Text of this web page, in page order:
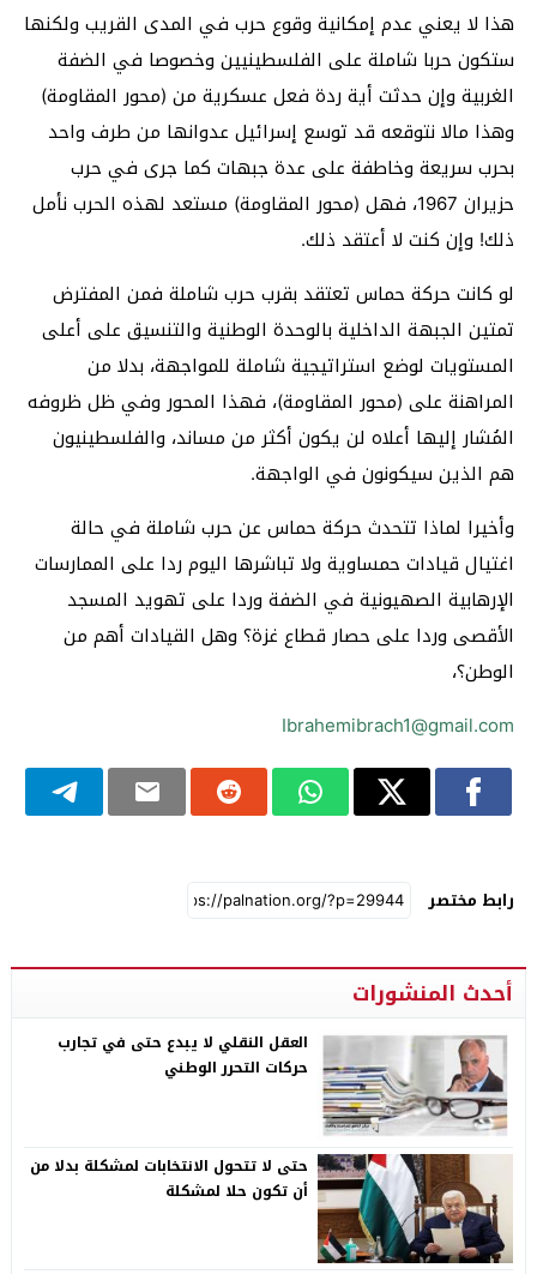
هذا لا يعني عدم إمكانية وقوع حرب في المدى القريب ولكنها
ستكون حربا شاملة على الفلسطينيين وخصوصا في الضفة
الغربية وإن حدثت أية ردة فعل عسكرية من (محور المقاومة)
وهذا مالا نتوقعه قد توسع إسرائيل عدوانها من طرف واحد
بحرب سريعة وخاطفة على عدة جبهات كما جرى في حرب
حزيران 1967، فهل (محور المقاومة) مستعد لهذه الحرب نأمل
ذلك! وإن كنت لا أعتقد ذلك.
لو كانت حركة حماس تعتقد بقرب حرب شاملة فمن المفترض
تمتين الجبهة الداخلية بالوحدة الوطنية والتنسيق على أعلى
المستويات لوضع استراتيجية شاملة للمواجهة، بدلا من
المراهنة على (محور المقاومة)، فهذا المحور وفي ظل ظروفه
المُشار إليها أعلاه لن يكون أكثر من مساند، والفلسطينيون
هم الذين سيكونون في الواجهة.
وأخيرا لماذا تتحدث حركة حماس عن حرب شاملة في حالة
اغتيال قيادات حمساوية ولا تباشرها اليوم ردا على الممارسات
الإرهابية الصهيونية في الضفة وردا على تهويد المسجد
الأقصى وردا على حصار قطاع غزة؟ وهل القيادات أهم من
الوطن؟،
Ibrahemibrach1@gmail.com
رابط مختصر
أحدث المنشورات
العقل النقلي لا يبدع حتى في تجارب
حركات التحرر الوطني
حتى لا تتحول الانتخابات لمشكلة بدلا من
أن تكون حلا لمشكلة